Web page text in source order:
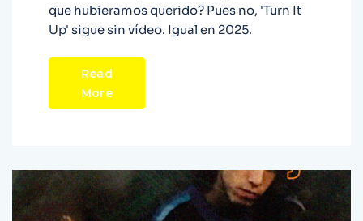
que hubieramos querido? Pues no, 'Turn It
Up' sigue sin vídeo. Igual en 2025.
Read
More